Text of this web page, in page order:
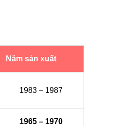
Năm sản xuất
1983 – 1987
1965 – 1970